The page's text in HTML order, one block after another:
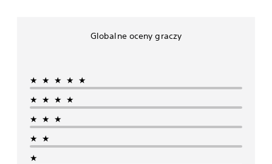
Globalne oceny graczy
★★★★★
★★★★
★★★
★★
★